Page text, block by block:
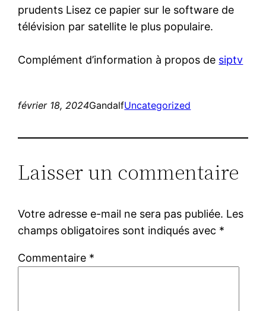
prudents Lisez ce papier sur le software de
télévision par satellite le plus populaire.
Complément d’information à propos de siptv
février 18, 2024GandalfUncategorized
Laisser un commentaire
Votre adresse e-mail ne sera pas publiée. Les
champs obligatoires sont indiqués avec *
Commentaire *